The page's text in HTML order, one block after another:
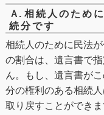
Ａ. 相続人のため
続分です
相続人のために民法
の割合は、遺言書で
ん。もし、遺言書が
分の権利のある相続
取り戻すことができ